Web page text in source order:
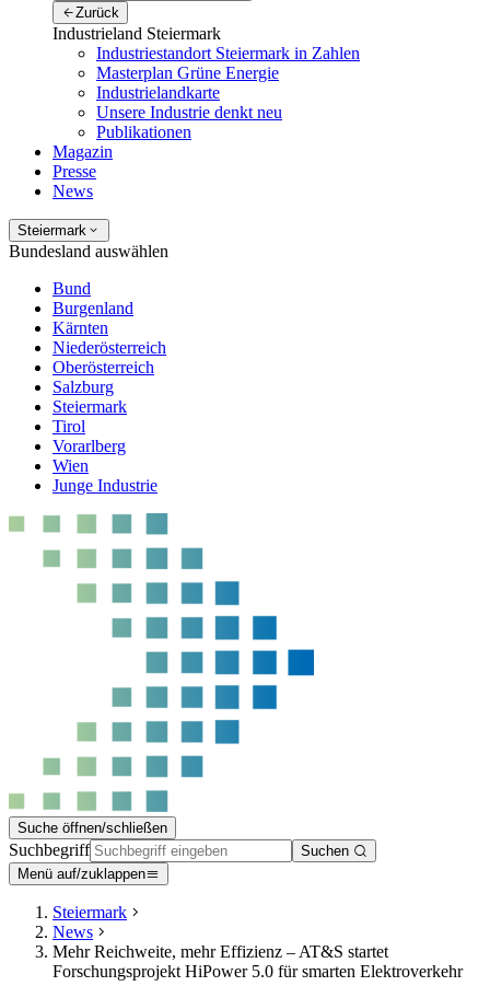
Zurück
Industrieland Steiermark
Industriestandort Steiermark in Zahlen
Masterplan Grüne Energie
Industrielandkarte
Unsere Industrie denkt neu
Publikationen
Magazin
Presse
News
Steiermark
Bundesland auswählen
Bund
Burgenland
Kärnten
Niederösterreich
Oberösterreich
Salzburg
Steiermark
Tirol
Vorarlberg
Wien
Junge Industrie
Suche öffnen/schließen
Suchbegriff
Suchen
Menü auf/zuklappen
Steiermark
News
Mehr Reichweite, mehr Effizienz – AT&S startet
Forschungsprojekt HiPower 5.0 für smarten Elektroverkehr